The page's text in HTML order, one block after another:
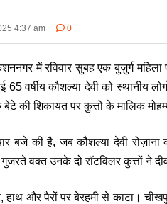
4:37 am 0
में रविवार सुबह एक बुज़ुर्ग
वर्षीय कौशल्या देवी को स्थानीय
की शिकायत पर कुत्तों के मालिक
बजे की है, जब कौशल्या देवी रोज़ाना
वक्त उनके दो रॉटविलर कुत्तों ने
हाथ और पैरों पर बेरहमी से काटा।